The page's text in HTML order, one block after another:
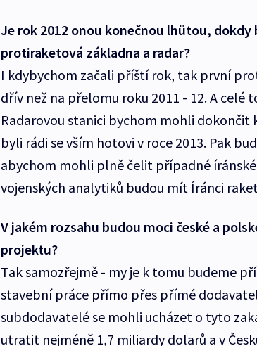
Je rok 2012 onou konečnou lhůtou,
protiraketová základna a radar?
I kdybychom začali příští rok, tak první
dřív než na přelomu roku 2011 - 12. A celé
Radarovou stanici bychom mohli dokončit
byli rádi se vším hotovi v roce 2013. Pak
abychom mohli plně čelit případné
vojenských analytiků budou mít Íránci
V jakém rozsahu budou moci české a
projektu?
Tak samozřejmě - my je k tomu budeme
stavební práce přímo přes přímé
subdodavatelé se mohli ucházet o tyto
utratit nejméně 1,7 miliardy dolarů a v